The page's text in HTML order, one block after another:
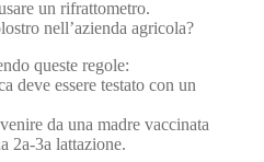
un rifrattometro.
nell’azienda agricola?
queste regole:
deve essere testato con un
da una madre vaccinata
2a-3a lattazione.